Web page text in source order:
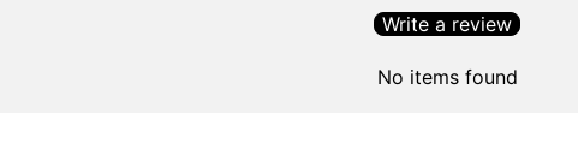
Write a review
No items found